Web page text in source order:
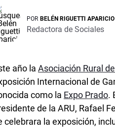
POR BELÉN RIGUETTI APARICIO
Redactora de Sociales
año laAsociación Rural
Internacional de
como la Expo Prado.
de la ARU, Rafael
celebrara la exposición,